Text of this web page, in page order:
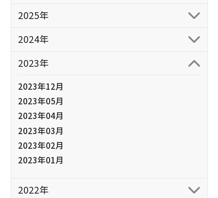
2025年
2024年
2023年
2023年12月
2023年05月
2023年04月
2023年03月
2023年02月
2023年01月
2022年